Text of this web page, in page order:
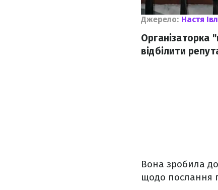
Джерело: Настя
Організаторка
відбілити
Вона зробила
щодо послання